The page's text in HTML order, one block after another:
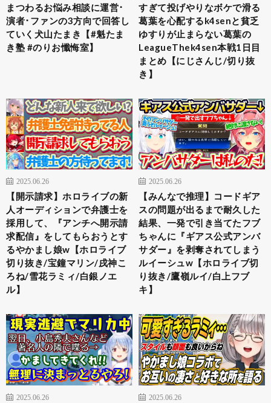
まつわるお悩み相談に運営･
演者･ファンの3方向で回答し
ていく犬山たまき【#魁たま
き塾 #のりお懺悔室】
すぎて投げやりなボケで滑る
葛葉を心配するk4senと貧乏
ゆすりが止まらない葛葉の
LeagueThek4sen本戦1日目
まとめ【にじさんじ/切り抜
き】
2025.06.26
【開示請求】ホロライブの新
人オーディションで弁護士を
採用して、『アンチへ開示請
求配信』をしてもらおうとす
るやかまし娘w【ホロライブ
切り抜き/宝鐘マリン/戌神こ
ろね/雪花ラミィ/白銀ノエ
ル】
2025.06.26
【みんなで推理】コードギア
スの問題が出るまで耐久した
結果、一発で引き当てたフブ
ちゃんに『ギアス公式アンバ
サダー』を剥奪されてしまう
ルイーシュw【ホロライブ切
り抜き/鷹嶺ルイ/白上フブ
キ】
2025.06.26 2025.06.26